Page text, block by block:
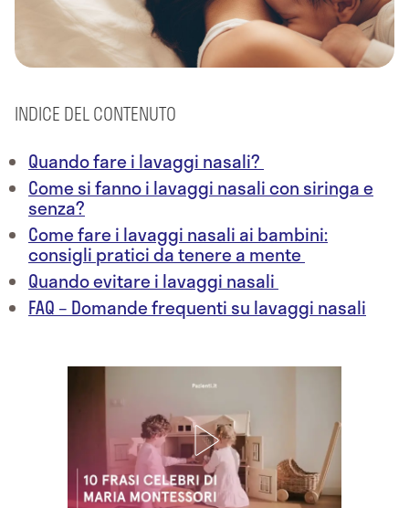
INDICE DEL CONTENUTO
Quando fare i lavaggi nasali?
Come si fanno i lavaggi nasali con siringa e
senza?
Come fare i lavaggi nasali ai bambini:
consigli pratici da tenere a mente
Quando evitare i lavaggi nasali
FAQ – Domande frequenti su lavaggi nasali